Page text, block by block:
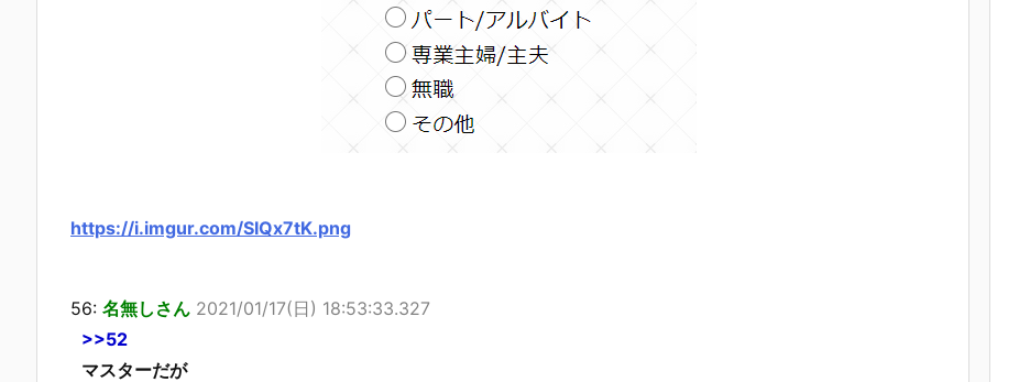
https://i.imgur.com/SIQx7tK.png
56: 名無しさん 2021/01/17(日) 18:53:33.327
>>52
マスターだが